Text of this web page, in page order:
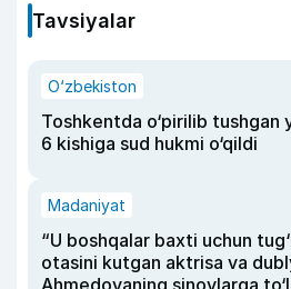
Tavsiyalar
O‘zbekiston
Toshkentda o‘pirilib tushgan
6 kishiga sud hukmi o‘qildi
Madaniyat
“U boshqalar baxti uchun
otasini kutgan aktrisa va